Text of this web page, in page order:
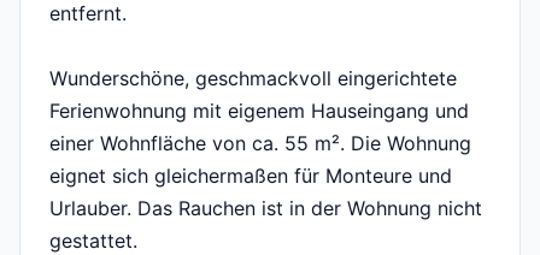
entfernt.
Wunderschöne, geschmackvoll eingerichtete
Ferienwohnung mit eigenem Hauseingang und
einer Wohnfläche von ca. 55 m². Die Wohnung
eignet sich gleichermaßen für Monteure und
Urlauber. Das Rauchen ist in der Wohnung nicht
gestattet.